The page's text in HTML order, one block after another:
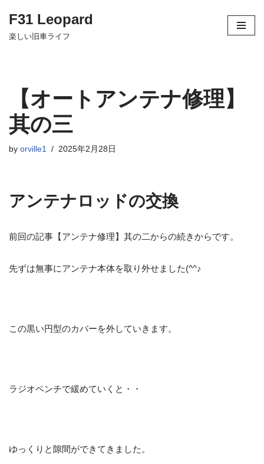
コ
ス
キ
ッ
F31 Leopard
楽しい旧車ライフ
【オートアンテナ修理】
其の三
by orville1 2025年2月28日
アンテナロッドの交換
前回の記事【アンテナ修理】其の二からの続きからです。
先ずは無事にアンテナ本体を取り外せました(^^♪
この黒い円型のカバーを外していきます。
ラジオペンチで緩めていくと・・
ゆっくりと隙間ができてきました。